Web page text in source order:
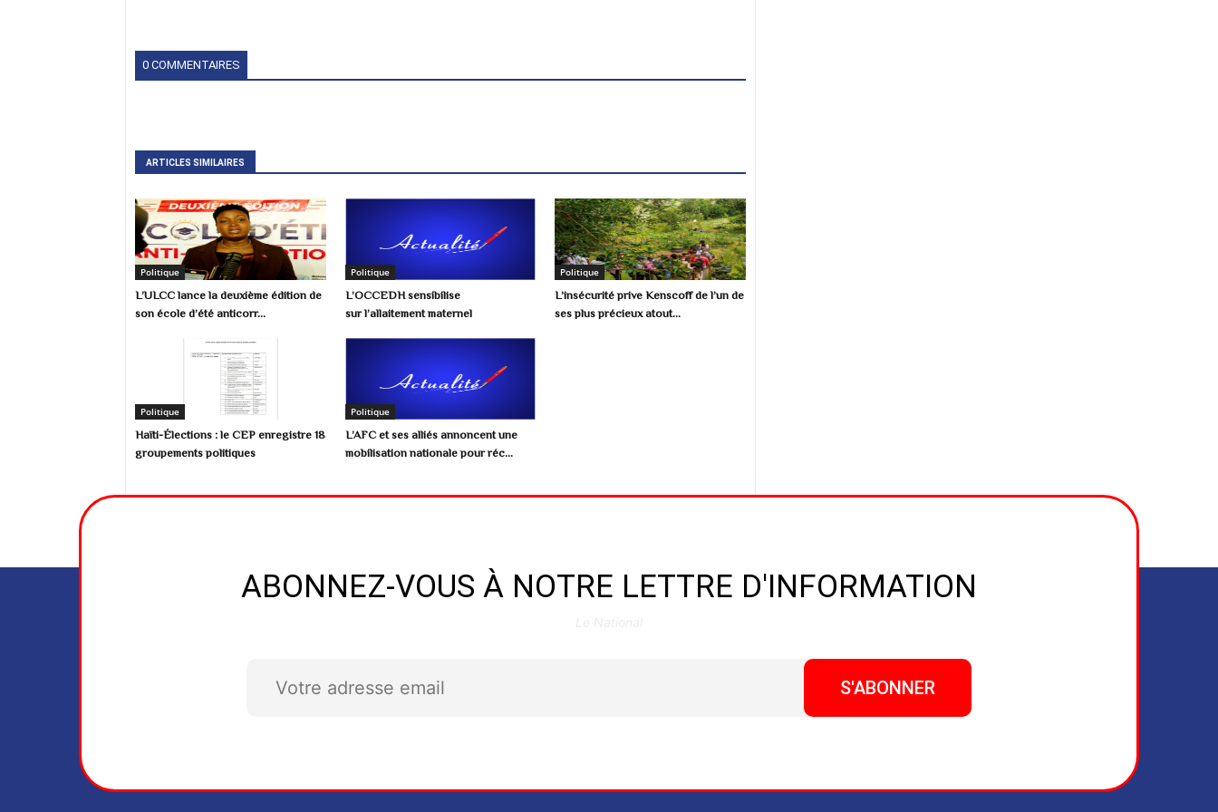
0 COMMENTAIRES
ARTICLES SIMILAIRES
Politique
L’ULCC lance la deuxième édition de
son école d’été anticorr...
Politique
L’OCCEDH sensibilise
sur l’allaitement maternel
Politique
L’insécurité prive Kenscoff de l’un de
ses plus précieux atout...
Politique
Haïti-Élections : le CEP enregistre 18
groupements politiques
Politique
L’AFC et ses alliés annoncent une
mobilisation nationale pour réc...
ABONNEZ-VOUS À NOTRE LETTRE D'INFORMATION